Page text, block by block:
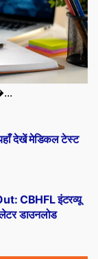
CBHFL इंटरव्यू
डाउनलोड
देखें मेडिकल टेस्ट